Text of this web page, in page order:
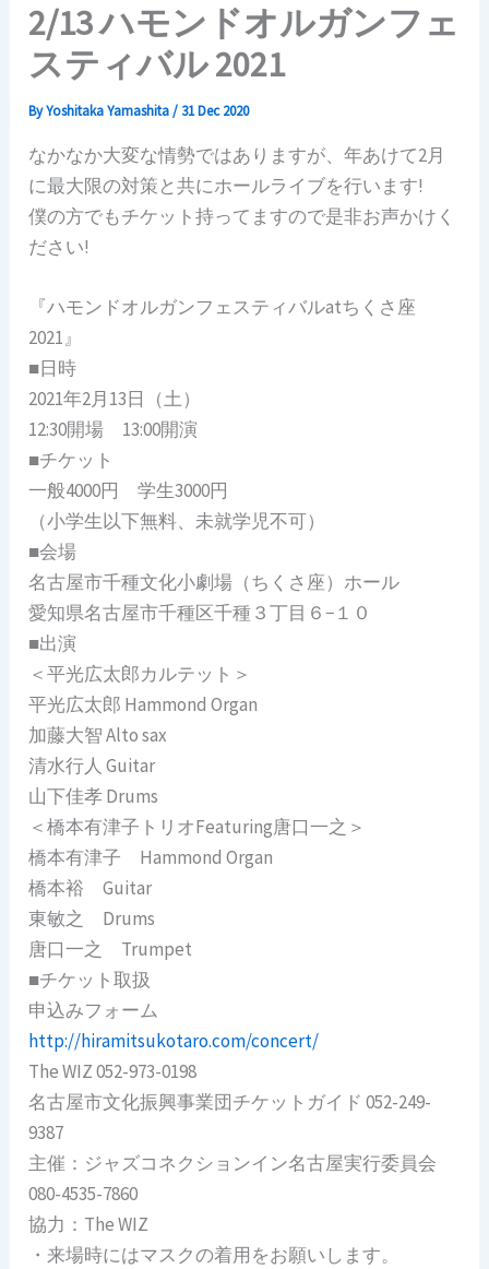
2/13 ハモンドオルガンフェ
スティバル 2021
ByYoshitaka Yamashita/ 31 Dec 2020
なかなか大変な情勢ではありますが、年あけて2月
に最大限の対策と共にホールライブを行います!
僕の方でもチケット持ってますので是非お声かけく
ださい!
『ハモンドオルガンフェスティバルatちくさ座
2021』
■日時
2021年2月13日（土）
12:30開場 13:00開演
■チケット
一般4000円 学生3000円
（小学生以下無料、未就学児不可）
■会場
名古屋市千種文化小劇場（ちくさ座）ホール
愛知県名古屋市千種区千種３丁目６−１０
■出演
＜平光広太郎カルテット＞
平光広太郎 Hammond Organ
加藤大智 Alto sax
清水行人 Guitar
山下佳孝 Drums
＜橋本有津子トリオFeaturing唐口一之＞
橋本有津子 Hammond Organ
橋本裕 Guitar
東敏之 Drums
唐口一之 Trumpet
■チケット取扱
申込みフォーム
http://hiramitsukotaro.com/concert/
The WIZ 052-973-0198
名古屋市文化振興事業団チケットガイド 052-249-
9387
主催：ジャズコネクションイン名古屋実行委員会
080-4535-7860
協力：The WIZ
・来場時にはマスクの着用をお願いします。